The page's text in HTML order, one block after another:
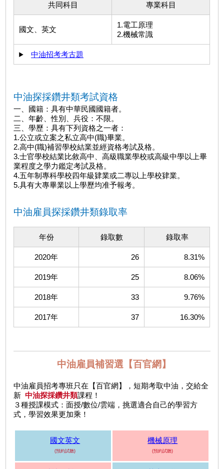
共同科目 專業科目
國文、英文
1.電工原理
2.機械常識
中油招考考古題
中油探採鑽井類考試資格
一、國籍：具有中華民國國籍者。
二、年齡、性別、兵役：不限。
三、學歷：具有下列資格之一者：
1.公立或立案之私立高中(職)畢業。
2.高中(職)補習學校結業並經資格考試及格。
3.士官學校結業比敘高中、高級職業學校或高級中學以上畢
業程度之學力鑑定考試及格。
4.五年制專科學校四年級肄業或二專以上學校肄業。
5.具有大專畢業以上學歷均准予報考。
中油雇員探採鑽井類錄取率
年份 錄取數 錄取率
2020年 26 8.31%
2019年 25 8.06%
2018年 33 9.76%
2017年 37 16.30%
中油雇員補習選【百官網】
中油雇員招考專班只在【百官網】，短期考取中油，交給全
新 中油探採鑽井類課程！
３種授課模式：面授/數位/雲端，挑選適合自己的學習方
式，學習效果更加乘！
國文英文
(預約試聽)
機械原理
(預約試聽)